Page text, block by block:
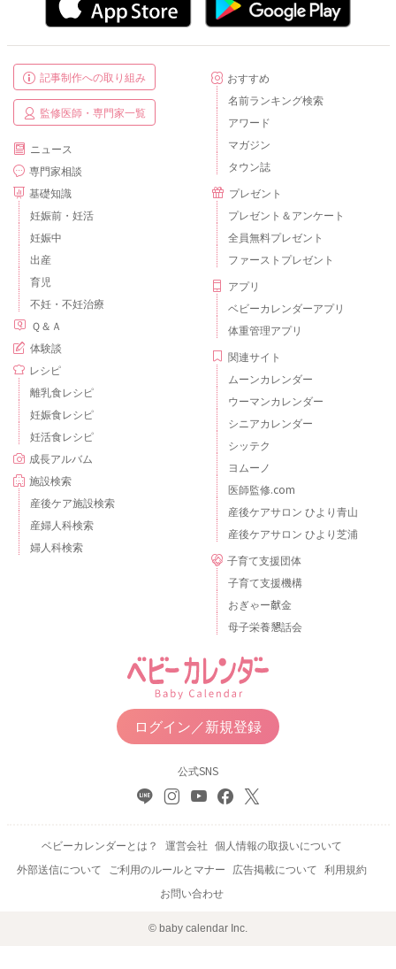
記事制作への取り組み
監修医師・専門家一覧
ニュース
専門家相談
基礎知識
妊娠前・妊活
妊娠中
出産
育児
不妊・不妊治療
Ｑ＆Ａ
体験談
レシピ
離乳食レシピ
妊娠食レシピ
妊活食レシピ
成長アルバム
施設検索
産後ケア施設検索
産婦人科検索
婦人科検索
おすすめ
名前ランキング検索
アワード
マガジン
タウン誌
プレゼント
プレゼント＆アンケート
全員無料プレゼント
ファーストプレゼント
アプリ
ベビーカレンダーアプリ
体重管理アプリ
関連サイト
ムーンカレンダー
ウーマンカレンダー
シニアカレンダー
シッテク
ヨムーノ
医師監修.com
産後ケアサロン ひより青山
産後ケアサロン ひより芝浦
子育て支援団体
子育て支援機構
おぎゃー献金
母子栄養懇話会
ログイン／新規登録
公式SNS
ベビーカレンダーとは？ 運営会社 個人情報の取扱いについて
外部送信について
ご利用のルールとマナー 広告掲載について 利用規約
お問い合わせ
© baby calendar Inc.